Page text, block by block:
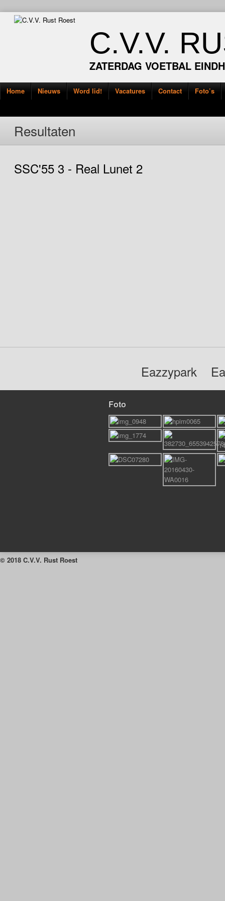
C.V.V.
ZATERDAG VOETBAL
Home Nieuws Word lid! Vacatures Contact Foto’s
Resultaten
SSC'55 3 - Real Lunet 2
Eazzypark
Foto
© 2018 C.V.V. Rust Roest